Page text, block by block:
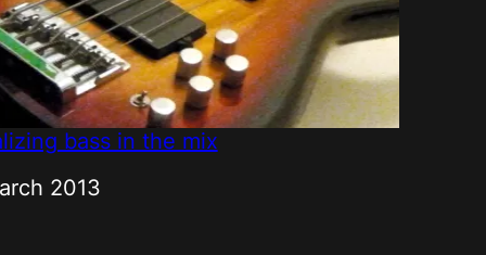
bass in the mix
2013